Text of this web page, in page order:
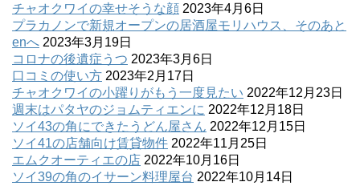
チャオクワイの幸せそうな顔 2023年4月6日
プラカノンで新規オープンの居酒屋モリハウス、そのあと
enへ 2023年3月19日
コロナの後遺症うつ 2023年3月6日
口コミの使い方 2023年2月17日
チャオクワイの小躍りがもう一度見たい 2022年12月23日
週末はパタヤのジョムティエンに 2022年12月18日
ソイ43の角にできたうどん屋さん 2022年12月15日
ソイ41の店舗向け賃貸物件 2022年11月25日
エムクオーティエの店 2022年10月16日
ソイ39の角のイサーン料理屋台 2022年10月14日